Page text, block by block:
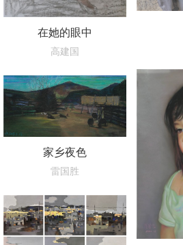
在她的眼中
高建国
家乡夜色
雷国胜